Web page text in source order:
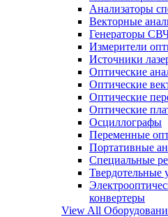
Анализаторы
Векторные
Генераторы
Измерители
Источники
Оптические
Оптические
Оптические
Оптические
Осциллографы
Переменные
Портативные
Специальные
Твердотельные
конвертеры
View All